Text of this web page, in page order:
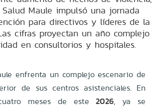
Maule impulsó una jornada
para directivos y líderes de la
cifras proyectan un año complejo
en consultorios y hospitales.
enfrenta un complejo escenario de
de sus centros asistenciales. En
meses de este2026, ya se